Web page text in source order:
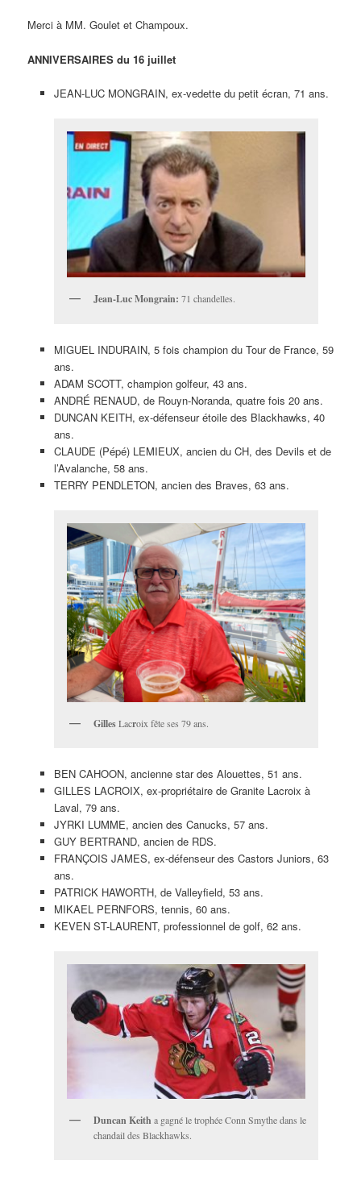
Merci à MM. Goulet et Champoux.
ANNIVERSAIRES du 16 juillet
JEAN-LUC MONGRAIN, ex-vedette du petit écran, 71 ans.
Jean-Luc Mongrain: 71 chandelles.
MIGUEL INDURAIN, 5 fois champion du Tour de France, 59
ans.
ADAM SCOTT, champion golfeur, 43 ans.
ANDRÉ RENAUD, de Rouyn-Noranda, quatre fois 20 ans.
DUNCAN KEITH, ex-défenseur étoile des Blackhawks, 40
ans.
CLAUDE (Pépé) LEMIEUX, ancien du CH, des Devils et de
l’Avalanche, 58 ans.
TERRY PENDLETON, ancien des Braves, 63 ans.
GillesLacroix fête ses 79 ans.
BEN CAHOON, ancienne star des Alouettes, 51 ans.
GILLES LACROIX, ex-propriétaire de Granite Lacroix à
Laval, 79 ans.
JYRKI LUMME, ancien des Canucks, 57 ans.
GUY BERTRAND, ancien de RDS.
FRANÇOIS JAMES, ex-défenseur des Castors Juniors, 63
ans.
PATRICK HAWORTH, de Valleyfield, 53 ans.
MIKAEL PERNFORS, tennis, 60 ans.
KEVEN ST-LAURENT, professionnel de golf, 62 ans.
Duncan Keith a gagné le trophée Conn Smythe dans le
chandail des Blackhawks.